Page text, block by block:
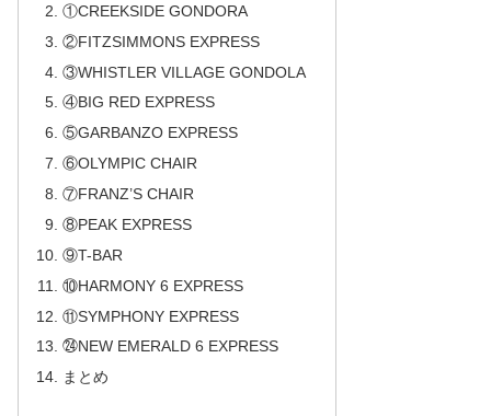
①CREEKSIDE GONDORA
②FITZSIMMONS EXPRESS
③WHISTLER VILLAGE GONDOLA
④BIG RED EXPRESS
⑤GARBANZO EXPRESS
⑥OLYMPIC CHAIR
⑦FRANZ’S CHAIR
⑧PEAK EXPRESS
⑨T-BAR
⑩HARMONY 6 EXPRESS
⑪SYMPHONY EXPRESS
㉔NEW EMERALD 6 EXPRESS
まとめ